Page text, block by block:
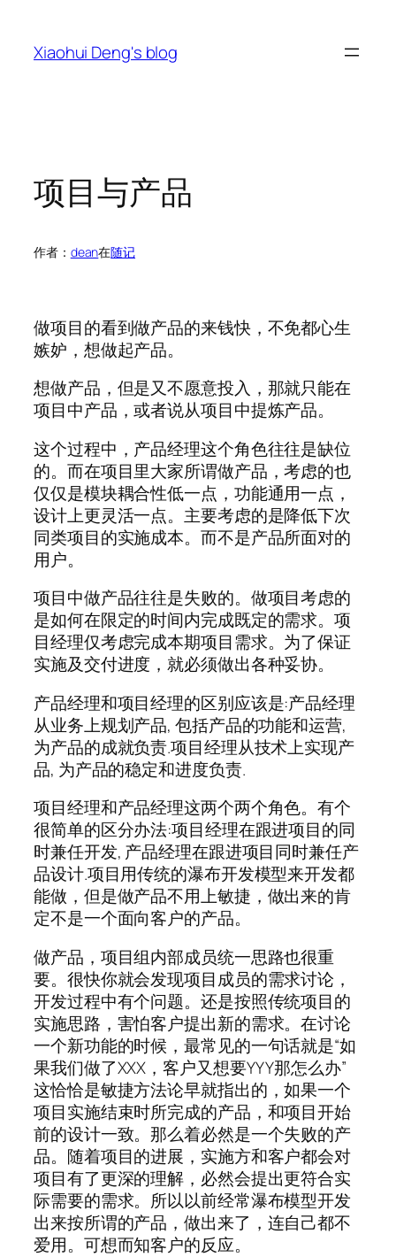
Xiaohui Deng's blog
项目与产品
作者： dean在随记
做项目的看到做产品的来钱快，不免都心生
嫉妒，想做起产品。
想做产品，但是又不愿意投入，那就只能在
项目中产品，或者说从项目中提炼产品。
这个过程中，产品经理这个角色往往是缺位
的。而在项目里大家所谓做产品，考虑的也
仅仅是模块耦合性低一点，功能通用一点，
设计上更灵活一点。主要考虑的是降低下次
同类项目的实施成本。而不是产品所面对的
用户。
项目中做产品往往是失败的。做项目考虑的
是如何在限定的时间内完成既定的需求。项
目经理仅考虑完成本期项目需求。为了保证
实施及交付进度，就必须做出各种妥协。
产品经理和项目经理的区别应该是:产品经理
从业务上规划产品, 包括产品的功能和运营,
为产品的成就负责.项目经理从技术上实现产
品, 为产品的稳定和进度负责.
项目经理和产品经理这两个两个角色。有个
很简单的区分办法:项目经理在跟进项目的同
时兼任开发, 产品经理在跟进项目同时兼任产
品设计.项目用传统的瀑布开发模型来开发都
能做，但是做产品不用上敏捷，做出来的肯
定不是一个面向客户的产品。
做产品，项目组内部成员统一思路也很重
要。很快你就会发现项目成员的需求讨论，
开发过程中有个问题。还是按照传统项目的
实施思路，害怕客户提出新的需求。在讨论
一个新功能的时候，最常见的一句话就是“如
果我们做了XXX，客户又想要YYY那怎么办”
这恰恰是敏捷方法论早就指出的，如果一个
项目实施结束时所完成的产品，和项目开始
前的设计一致。那么着必然是一个失败的产
品。随着项目的进展，实施方和客户都会对
项目有了更深的理解，必然会提出更符合实
际需要的需求。所以以前经常瀑布模型开发
出来按所谓的产品，做出来了，连自己都不
爱用。可想而知客户的反应。